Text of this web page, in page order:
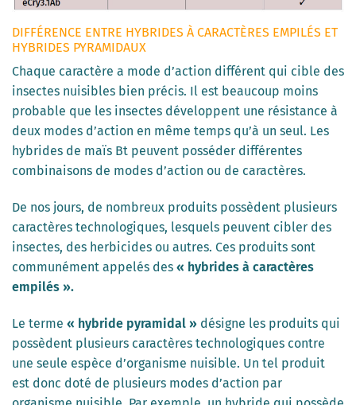
DIFFÉRENCE ENTRE HYBRIDES À CARACTÈRES EMPILÉS ET
HYBRIDES PYRAMIDAUX
Chaque caractère a mode d’action différent qui cible des
insectes nuisibles bien précis. Il est beaucoup moins
probable que les insectes développent une résistance à
deux modes d’action en même temps qu’à un seul. Les
hybrides de maïs Bt peuvent posséder différentes
combinaisons de modes d’action ou de caractères.
De nos jours, de nombreux produits possèdent plusieurs
caractères technologiques, lesquels peuvent cibler des
insectes, des herbicides ou autres. Ces produits sont
communément appelés des « hybrides à caractères
empilés ».
Le terme « hybride pyramidal » désigne les produits qui
possèdent plusieurs caractères technologiques contre
une seule espèce d’organisme nuisible. Un tel produit
est donc doté de plusieurs modes d’action par